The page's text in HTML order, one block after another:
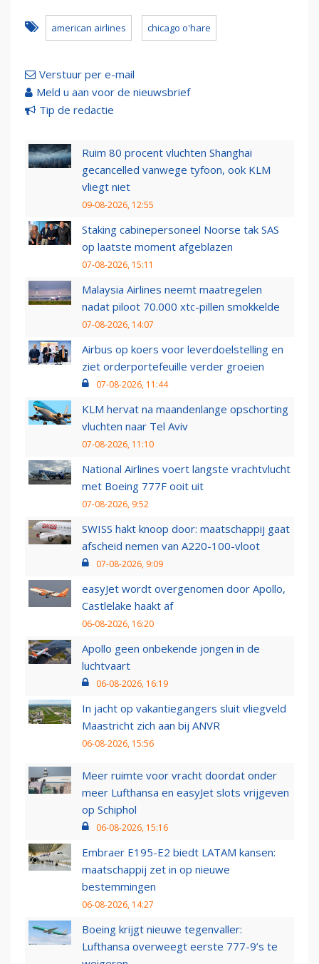
american airlines chicago o'hare
Verstuur per e-mail
Meld u aan voor de nieuwsbrief
Tip de redactie
Ruim 80 procent vluchten Shanghai
gecancelled vanwege tyfoon, ook KLM
vliegt niet
09-08-2026, 12:55
Staking cabinepersoneel Noorse tak SAS
op laatste moment afgeblazen
07-08-2026, 15:11
Malaysia Airlines neemt maatregelen
nadat piloot 70.000 xtc-pillen smokkelde
07-08-2026, 14:07
Airbus op koers voor leverdoelstelling en
ziet orderportefeuille verder groeien
07-08-2026, 11:44
KLM hervat na maandenlange opschorting
vluchten naar Tel Aviv
07-08-2026, 11:10
National Airlines voert langste vrachtvlucht
met Boeing 777F ooit uit
07-08-2026, 9:52
SWISS hakt knoop door: maatschappij gaat
afscheid nemen van A220-100-vloot
07-08-2026, 9:09
easyJet wordt overgenomen door Apollo,
Castlelake haakt af
06-08-2026, 16:20
Apollo geen onbekende jongen in de
luchtvaart
06-08-2026, 16:19
In jacht op vakantiegangers sluit vliegveld
Maastricht zich aan bij ANVR
06-08-2026, 15:56
Meer ruimte voor vracht doordat onder
meer Lufthansa en easyJet slots vrijgeven
op Schiphol
06-08-2026, 15:16
Embraer E195-E2 biedt LATAM kansen:
maatschappij zet in op nieuwe
bestemmingen
06-08-2026, 14:27
Boeing krijgt nieuwe tegenvaller:
Lufthansa overweegt eerste 777-9’s te